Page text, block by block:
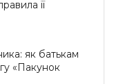
її
як батькам
«Пакунок